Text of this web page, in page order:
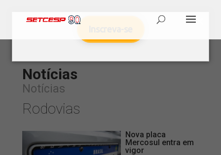
Notícias
Notícias
Rodovias
Nova placa
Mercosul entra em
vigor